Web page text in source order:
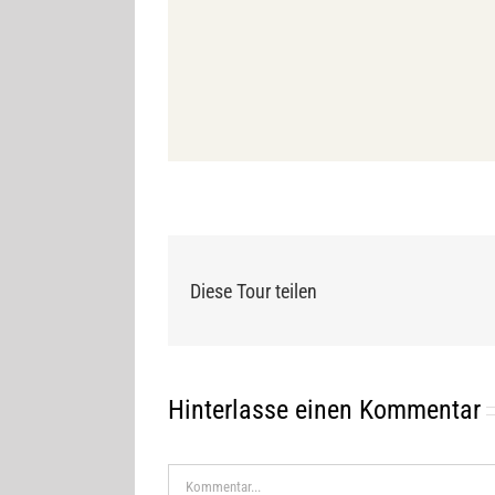
Diese Tour teilen
Hinterlasse einen Kommentar
Kommentar